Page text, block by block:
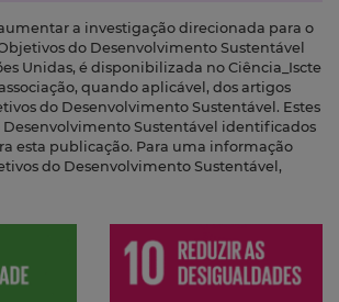
a investigação direcionada para o
do Desenvolvimento Sustentável
Unidas, é disponibilizada no Ciência_Iscte
quando aplicável, dos artigos
do Desenvolvimento Sustentável. Estes
Desenvolvimento Sustentável identificados
esta publicação. Para uma informação
do Desenvolvimento Sustentável,